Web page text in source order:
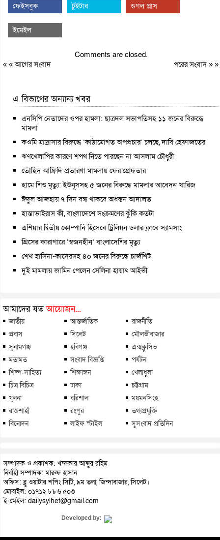
ফেইসবুক টুইটার গুগল প্লাস
ইমেইল
Comments are closed.
« «আগের সংবাদ পরের সংবাদ» »
এ বিভাগের অন্যান্য খবর
এনসিপি নেতাদের ওপর হামলা: ছাত্রদল সভাপতিসহ ১১ জনের বিরুদ্ধে
মামলা
কওমি মাদ্রাসার বিরুদ্ধে ‘কাঠামোগত অপপ্রচার’ চলছে, দাবি হেফাজতের
ঋণখেলাপির কারণে শপথ নিতে পারছেন না আসলাম চৌধুরী
তৌহিদ আফ্রিদি প্রতারণা মামলায় ফের গ্রেফতার
হামে শিশু মৃত্যু: ইউনূসসহ ৫ জনের বিরুদ্ধে মামলার আবেদন খারিজ
ঈদুল আজহায় ৭ দিন বন্ধ থাকবে অধস্তন আদালত
হান্তাভাইরাস কী, বাংলাদেশে সংক্রমণের ঝুঁকি কতটা
এশিয়ার দ্বিতীয় কোম্পানি হিসেবে ট্রিলিয়ন ডলার ক্লাবে স্যামসাং
গ্রিসের কারাগারে ‘স্বজনহীন’ বাংলাদেশির মৃত্যু
শেখ হাসিনা-কাদেরসহ ৪০ জনের বিরুদ্ধে চার্জশিট
দুই মামলায় জামিন পেলেন সেলিনা হায়াৎ আইভী
আমাদের যতআয়োজন...
জাতীয় আন্তর্জাতিক
রাজনীতি
প্রবাস
সিলেট
মৌলভীবাজার
সুনামগঞ্জ
হবিগঞ্জ
এক্সক্লুসিভ
মতামত
সংবাদ বিজ্ঞপ্তি
পর্যটন
শিল্প-সাহিত্য
শিক্ষাঙ্গন
খেলাধুলা
চিত্র বিচিত্র
ঢাকা
চট্টগ্রাম
খুলনা
বরিশাল
ময়মনসিংহ
রাজশাহী
রংপুর
তথ্যপ্রযুক্তি
বিনোদন
লাইফ স্টাইল সুসংবাদ প্রতিদিন
সম্পাদক ও প্রকাশক: খন্দকার আব্দুর রহিম
নির্বাহী সম্পাদক: মারুফ হাসান
অফিস: ব্লু ওয়াটার শপিং সিটি, ৯ম তলা, জিন্দাবাজার, সিলেট।
মোবাইল: ০১৭১২ ৮৮৬ ৫০৩
ই-মেইল: dailysylhet@gmail.com
Developed by: